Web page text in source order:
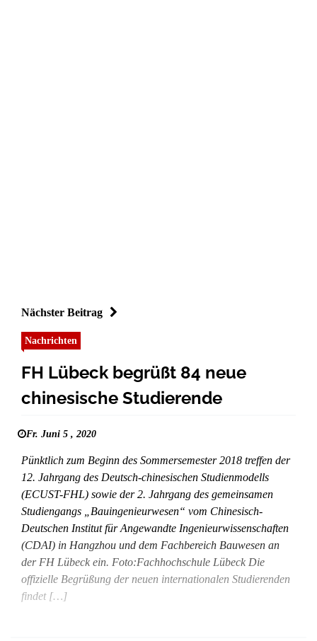
Nächster Beitrag
Nachrichten
FH Lübeck begrüßt 84 neue
chinesische Studierende
Fr. Juni 5 , 2020
Pünktlich zum Beginn des Sommersemester 2018 treffen der
12. Jahrgang des Deutsch-chinesischen Studienmodells
(ECUST-FHL) sowie der 2. Jahrgang des gemeinsamen
Studiengangs „Bauingenieurwesen“ vom Chinesisch-
Deutschen Institut für Angewandte Ingenieurwissenschaften
(CDAI) in Hangzhou und dem Fachbereich Bauwesen an
der FH Lübeck ein. Foto:Fachhochschule Lübeck Die
offizielle Begrüßung der neuen internationalen Studierenden
findet […]